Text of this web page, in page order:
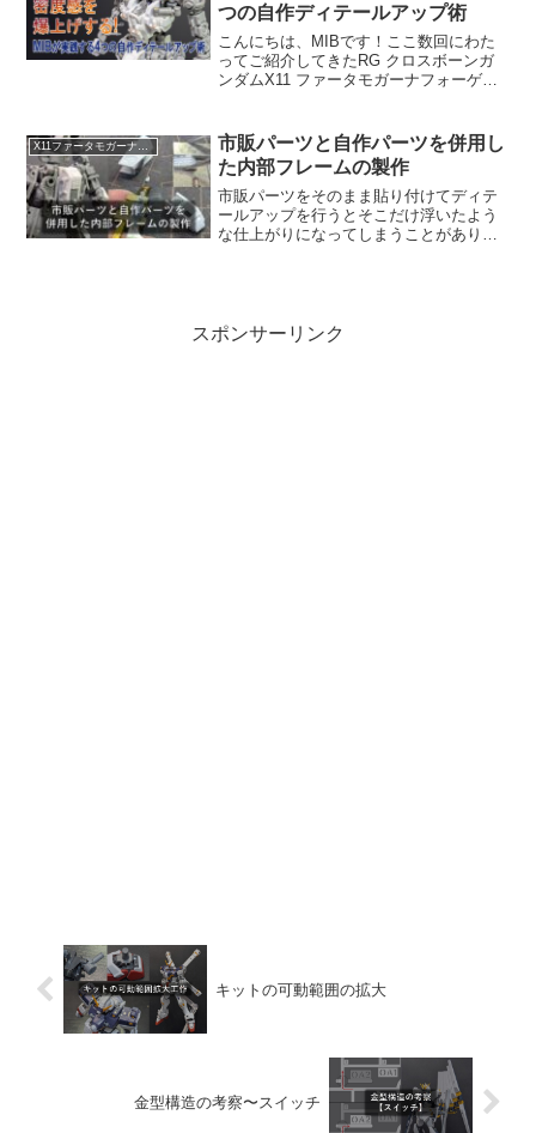
つの自作ディテールアップ術
こんにちは、MIBです！ここ数回にわた
ってご紹介してきたRG クロスボーンガ
ンダムX11 ファータモガーナフォーゲル
る程度の形になりました。今回はこの工
作の中から、どん...
市販パーツと自作パーツを併用し
た内部フレームの製作
市販パーツをそのまま貼り付けてディテ
ールアップを行うとそこだけ浮いたよう
な仕上がりになってしまうことがありま
論について紹介します。
スポンサーリンク
キットの可動範囲の拡大
金型構造の考察〜スイッチ